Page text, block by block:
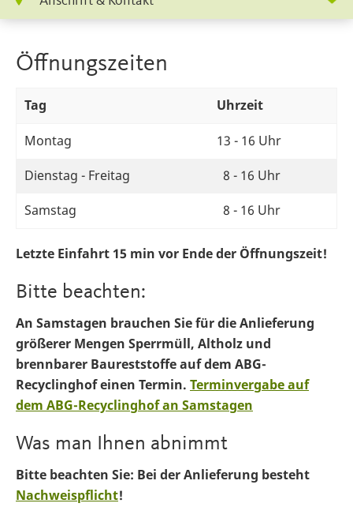
Öffnungszeiten
Tag Uhrzeit
Montag
13 - 16 Uhr
Dienstag - Freitag
8 - 16 Uhr
Samstag
8 - 16 Uhr
Letzte Einfahrt 15 min vor Ende der Öffnungszeit!
Bitte beachten:
An Samstagen brauchen Sie für die Anlieferung
größerer Mengen Sperrmüll, Altholz und
brennbarer Baureststoffe auf dem ABG-
Recyclinghof einen Termin. Terminvergabe auf
dem ABG-Recyclinghof an Samstagen
Was man Ihnen abnimmt
Bitte beachten Sie: Bei der Anlieferung besteht
Nachweispflicht!